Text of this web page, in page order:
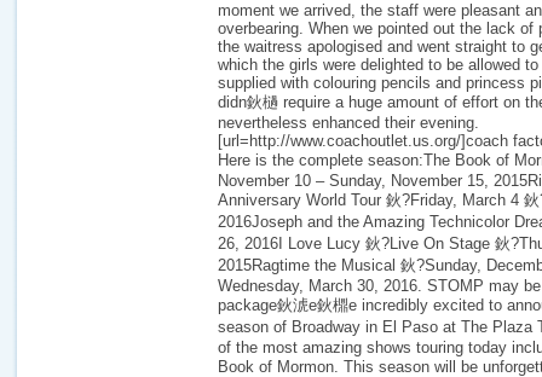
moment we arrived, the staff were pleasant
overbearing. When we pointed out the lack of
the waitress apologised and went straight to
which the girls were delighted to be allowed
supplied with colouring pencils and princess
didn鈥檛 require a huge amount of effort on
nevertheless enhanced their evening.
[url=http://www.coachoutlet.us.org/]coach
Here is the complete season:The Book of
November 10 – Sunday, November 15,
Anniversary World Tour 鈥?Friday, March 4
2016Joseph and the Amazing Technicolor
26, 2016I Love Lucy 鈥?Live On Stage 鈥
2015Ragtime the Musical 鈥?Sunday,
Wednesday, March 30, 2016. STOMP may
package鈥淲e鈥檙e incredibly excited to
season of Broadway in El Paso at The Plaza
of the most amazing shows touring today
Book of Mormon. This season will be